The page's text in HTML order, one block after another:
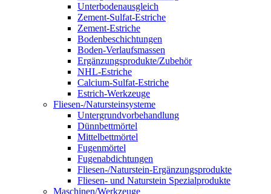
Unterbodenausgleich
Zement-Sulfat-Estriche
Zement-Estriche
Bodenbeschichtungen
Boden-Verlaufsmassen
Ergänzungsprodukte/Zubehör
NHL-Estriche
Calcium-Sulfat-Estriche
Estrich-Werkzeuge
Fliesen-/Natursteinsysteme
Untergrundvorbehandlung
Dünnbettmörtel
Mittelbettmörtel
Fugenmörtel
Fugenabdichtungen
Fliesen-/Naturstein-Ergänzungsprodukte
Fliesen- und Naturstein Spezialprodukte
Maschinen/Werkzeuge